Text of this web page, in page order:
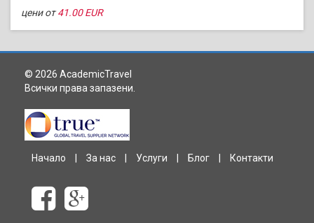
цени от41.00 EUR
© 2026 AcademicTravel
Всички права запазени.
Начало За нас Услуги Блог Контакти